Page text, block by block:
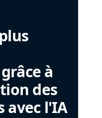
à
des
avec l'IA